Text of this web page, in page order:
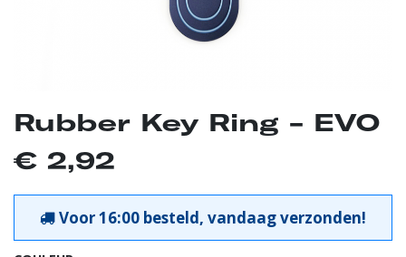
Rubber Key Ring - EVO
€ 2,92
Voor 16:00 besteld, vandaag verzonden!